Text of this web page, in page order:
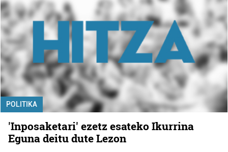
POLITIKA
'Inposaketari' ezetz esateko Ikurrina
Eguna deitu dute Lezon